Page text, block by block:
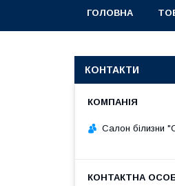
ГОЛОВНА
КОНТАКТИ
Салон білизни